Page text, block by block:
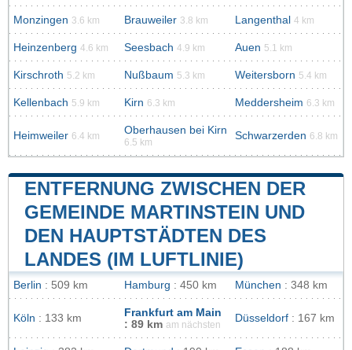
Monzingen 3.6 km Brauweiler 3.8 km Langenthal 4 km
Heinzenberg 4.6 km Seesbach 4.9 km Auen 5.1 km
Kirschroth 5.2 km Nußbaum 5.3 km Weitersborn 5.4 km
Kellenbach 5.9 km Kirn 6.3 km Meddersheim 6.3 km
Heimweiler 6.4 km Oberhausen bei Kirn
6.5 km
Schwarzerden 6.8 km
ENTFERNUNG ZWISCHEN DER
GEMEINDE MARTINSTEIN UND
DEN HAUPTSTÄDTEN DES
LANDES (IM LUFTLINIE)
Berlin : 509 km Hamburg : 450 km München : 348 km
Köln : 133 km
Frankfurt am Main
: 89 km am nächsten
Düsseldorf : 167 km